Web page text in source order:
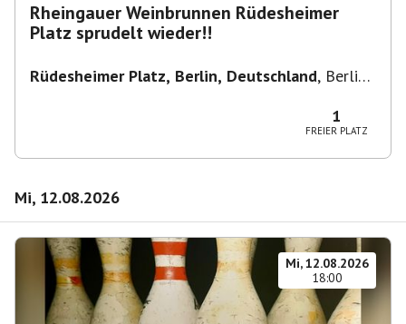
Rheingauer Weinbrunnen Rüdesheimer
Platz sprudelt wieder!!
Rüdesheimer Platz, Berlin, Deutschland, Berlin-
1
FREIER PLATZ
Mi, 12.08.2026
Mi, 12.08.2026
18:00